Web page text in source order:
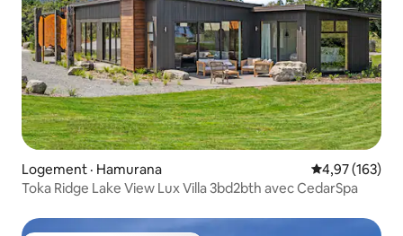
Logement · Hamurana Note
4,97 (163)
Toka Ridge Lake View Lux Villa 3bd2bth avec CedarSpa